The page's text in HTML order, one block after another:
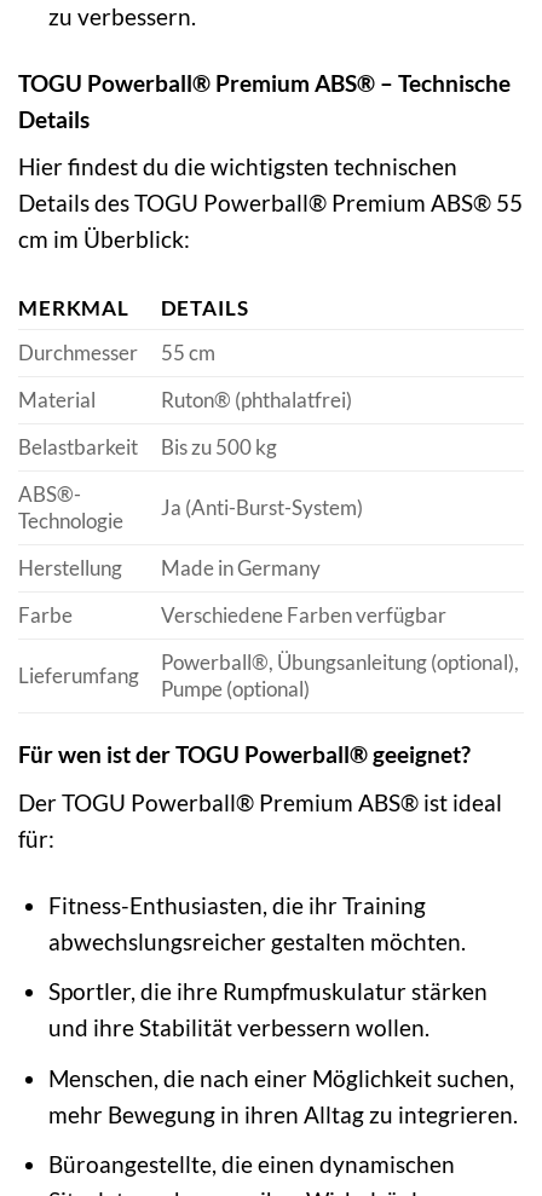
zu verbessern.
TOGU Powerball® Premium ABS® – Technische
Details
Hier findest du die wichtigsten technischen
Details des TOGU Powerball® Premium ABS® 55
cm im Überblick:
MERKMAL
DETAILS
Durchmesser
55 cm
Material
Ruton® (phthalatfrei)
Belastbarkeit
Bis zu 500 kg
ABS®-
Technologie
Ja (Anti-Burst-System)
Herstellung
Made in Germany
Farbe
Verschiedene Farben verfügbar
Lieferumfang
Powerball®, Übungsanleitung (optional),
Pumpe (optional)
Für wen ist der TOGU Powerball® geeignet?
Der TOGU Powerball® Premium ABS® ist ideal
für:
Fitness-Enthusiasten, die ihr Training
abwechslungsreicher gestalten möchten.
Sportler, die ihre Rumpfmuskulatur stärken
und ihre Stabilität verbessern wollen.
Menschen, die nach einer Möglichkeit suchen,
mehr Bewegung in ihren Alltag zu integrieren.
Büroangestellte, die einen dynamischen